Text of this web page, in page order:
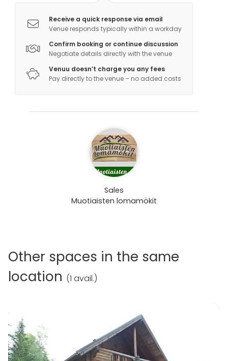
Veneily: 0.2 kmReceive a quick response via email
Venue responds typically within a workday
Confirm booking or continue discussion
Negotiate details directly with the venue
Venuu doesn’t charge you any fees
Pay directly to the venue – no added costs
Sales
Muotiaisten lomamökit
Other spaces in the same
location (1 avail.)